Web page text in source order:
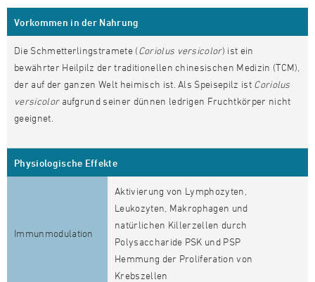
Vorkommen in der Nahrung
Die Schmetterlingstramete (Coriolus versicolor) ist ein
bewährter Heilpilz der traditionellen chinesischen Medizin (TCM),
der auf der ganzen Welt heimisch ist. Als Speisepilz ist Coriolus
versicoloraufgrund seiner dünnen ledrigen Fruchtkörper nicht
geeignet.
Physiologische Effekte
Immunmodulation
Aktivierung von Lymphozyten,
Leukozyten, Makrophagen und
natürlichen Killerzellen durch
Polysaccharide PSK und PSP
Hemmung der Proliferation von
Krebszellen